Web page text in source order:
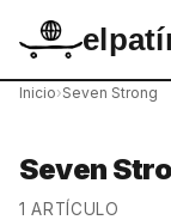
Inicio›Seven Strong
Seven
1 ARTÍCULO